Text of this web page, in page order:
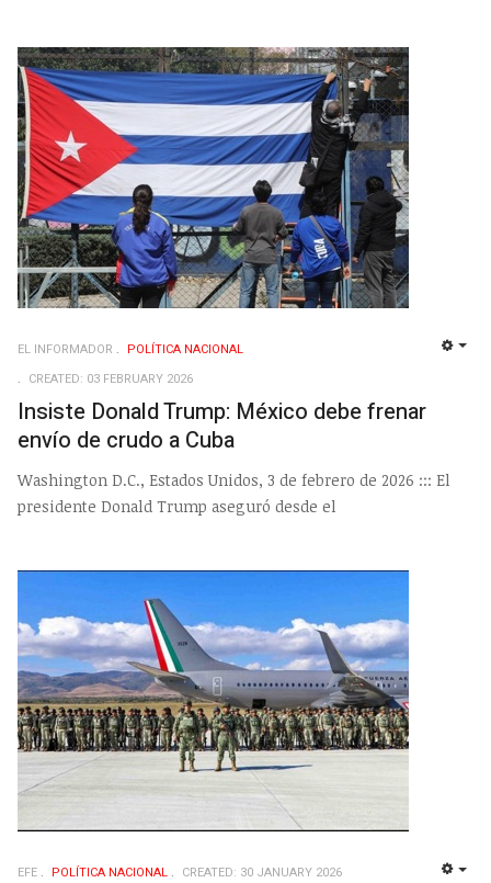
EL INFORMADOR
POLÍ­TICA NACIONAL
CREATED: 03 FEBRUARY 2026
Insiste Donald Trump: México debe frenar
envío de crudo a Cuba
Washington D.C., Estados Unidos, 3 de febrero de 2026 ::: El
presidente Donald Trump aseguró desde el
EFE POLÍ­TICA NACIONAL CREATED: 30 JANUARY 2026